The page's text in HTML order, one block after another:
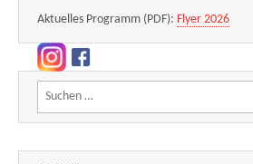
Aktuelles Programm (PDF): Flyer 2026
Suchen nach: